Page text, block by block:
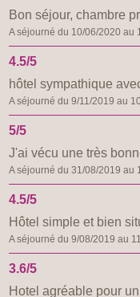
Bon séjour, chambre
A séjourné du 10/06/2020 au
4.5/5
hôtel sympathique
A séjourné du 9/11/2019 au
5/5
J'ai vécu une très
A séjourné du 31/08/2019 au
4.5/5
Hôtel simple et bien
A séjourné du 9/08/2019 au
3.6/5
Hotel agréable pour